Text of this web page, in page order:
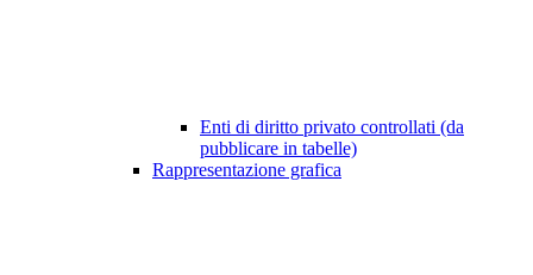
Enti di diritto privato controllati (da
pubblicare in tabelle)
Rappresentazione grafica